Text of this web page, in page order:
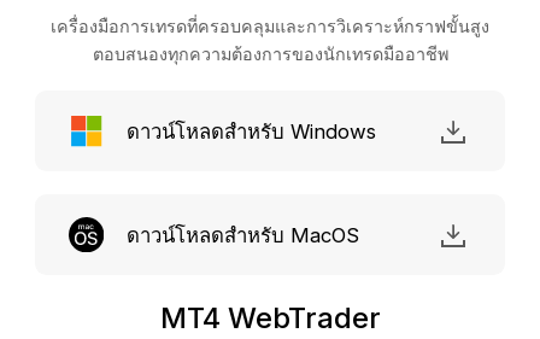
เครื่องมือการเทรดที่ครอบคลุมและการวิเคราะห์กราฟขั้นสูง
ตอบสนองทุกความต้องการของนักเทรดมืออาชีพ
ดาวน์โหลดสำหรับ Windows
ดาวน์โหลดสำหรับ MacOS
MT4 WebTrader